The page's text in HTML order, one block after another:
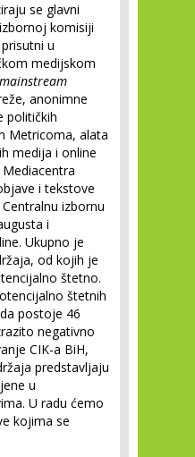
se glavni
komisiji
u
medijskom
mainstream
anonimne
političkih
Metricoma, alata
medija i online
i tekstove
izbornu
i
Ukupno je
od kojih je
štetno.
štetnih
postoje 46
negativno
CIK-a BiH,
predstavljaju
u
U radu ćemo
kojima se